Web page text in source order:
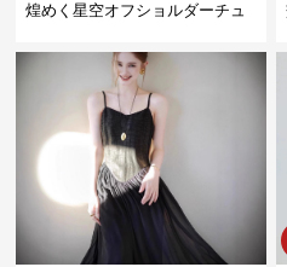
煌めく星空オフショルダーチュ